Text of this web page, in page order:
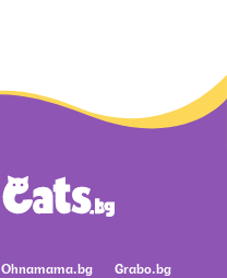
Ohnamama.bg
Grabo.bg